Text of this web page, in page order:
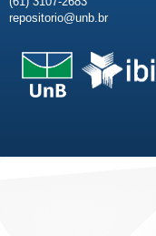
repositorio@unb.br